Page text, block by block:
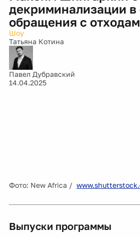
декриминализации в
обращения с
Шоу
Татьяна Котина
Павел Дубравский
14.04.2025
Фото: New Africa /
Выпуски программы